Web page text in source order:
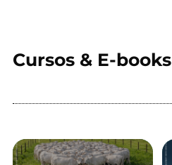
Cursos & E-books